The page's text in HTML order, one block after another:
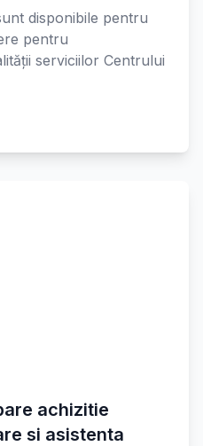
disponibile pentru
pentru
serviciilor Centrului
achizitie
si asistenta